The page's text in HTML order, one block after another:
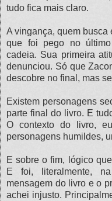
tudo fica mais claro.
A vingança, quem busca
que foi pego no
cadeia. Sua primeira
denunciou. Só que
descobre no final, mas
Existem personagens
parte final do livro. E
O contexto do livro,
personagens humildes,
E sobre o fim, lógico
E foi, literalmente,
mensagem do livro e o
achei injusto.